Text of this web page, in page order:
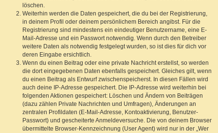
löschen.
Weiterhin werden die Daten gespeichert, die du bei der Registrierung,
in deinem Profil oder deinem persönlichem Bereich angibst. Für die
Registrierung sind mindestens ein eindeutiger Benutzername, eine E-
Mail-Adresse und ein Passwort notwendig. Wenn durch den Betreiber
weitere Daten als notwendig festgelegt wurden, so ist dies für dich vor
deren Eingabe ersichtlich.
Wenn du einen Beitrag oder eine private Nachricht erstellst, so werden
die dort eingegebenen Daten ebenfalls gespeichert. Gleiches gilt, wenn
du einen Beitrag als Entwurf zwischenspeicherst. In diesen Fällen wird
auch deine IP-Adresse gespeichert. Die IP-Adresse wird weiterhin bei
folgenden Aktionen gespeichert: Löschen und Ändern von Beiträgen
(dazu zählen Private Nachrichten und Umfragen), Änderungen an
zentralen Profildaten (E-Mail-Adresse, Kontoaktivierung, Benutzer-
Passwort) und gescheiterte Anmeldeversuche. Die von deinem Browser
übermittelte Browser-Kennzeichnung (User Agent) wird nur in der „Wer